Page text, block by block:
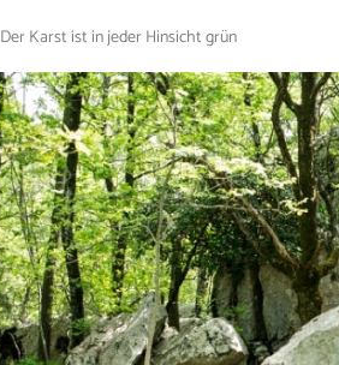
Der Karst ist in jeder Hinsicht grün